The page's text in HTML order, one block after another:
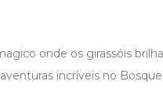
onde os girassóis
incríveis no Bosque